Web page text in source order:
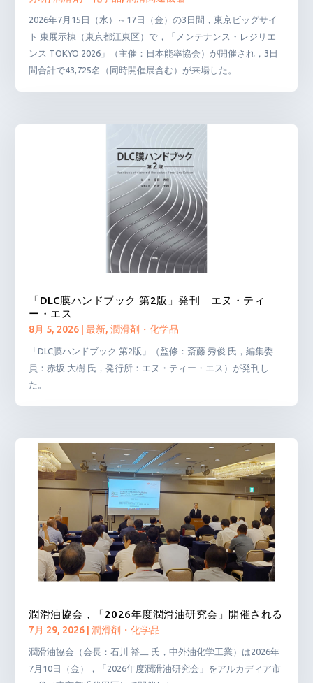
2026年7月15日（水）～17日（金）の3日間，東京ビッグサイ
ト 東展示棟（東京都江東区）で，「メンテナンス・レジリエ
ンス TOKYO 2026」（主催：日本能率協会）が開催され，3日
間合計で43,725名（同時開催展含む）が来場した。
「DLC膜ハンドブック 第2版」発刊―エヌ・ティ
ー・エス
8月 5, 2026 |最新,潤滑剤・化学品
「DLC膜ハンドブック 第2版」（監修：斎藤 秀俊 氏，編集委
員：赤坂 大樹 氏，発行所：エヌ・ティー・エス）が発刊し
た。
潤滑油協会，「2026年度潤滑油研究会」開催される
7月 29, 2026 |潤滑剤・化学品
潤滑油協会（会長：石川 裕二 氏，中外油化学工業）は2026年
7月10日（金），「2026年度潤滑油研究会」をアルカディア市